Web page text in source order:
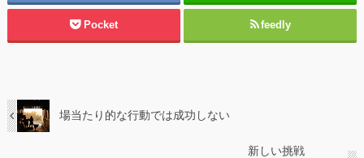
Pocket feedly
場当たり的な行動では成功しない
新しい挑戦